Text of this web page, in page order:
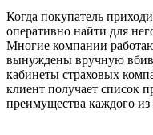
Когда покупатель
оперативно найти для
Многие компании
вынуждены вручную
кабинеты страховых
клиент получает список
преимущества каждого